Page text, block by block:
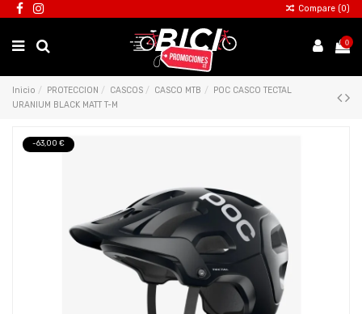
Compare (0)
0
Inicio PROTECCION CASCOS CASCO MTB
POC CASCO TECTAL
URANIUM BLACK MATT T-M
-63,00 €